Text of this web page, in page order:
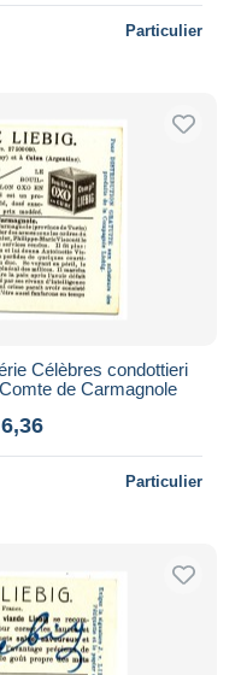
Particulier
Célèbres condottieri
de Carmagnole
Particulier